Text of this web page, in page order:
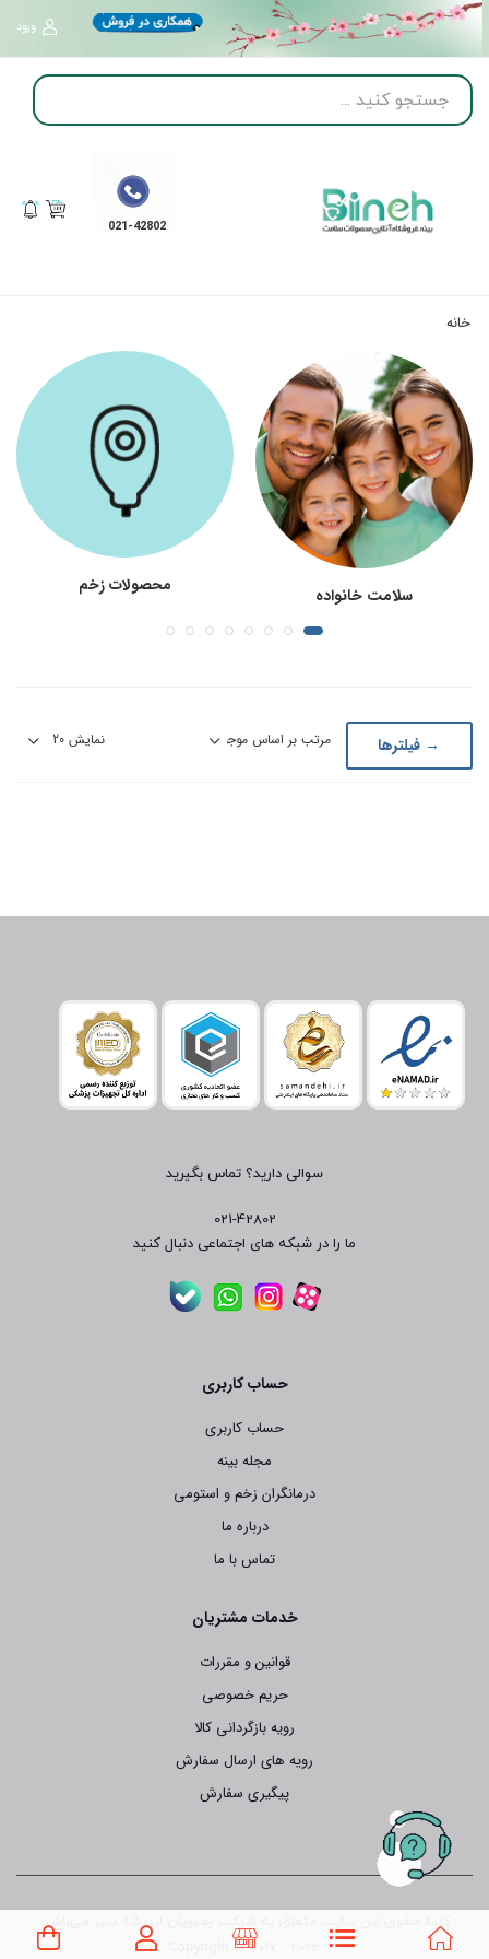
ورود
021-42802
خانه
سلامت خانواده محصولات زخم
→ فیلترها
سوالی دارید؟ تماس بگیرید
021-42802
ما را در شبکه های اجتماعی دنبال کنید
حساب کاربری
حساب کاربری
مجله بینه
درمانگران زخم و استومی
درباره ما
تماس با ما
خدمات مشتریان
قوانین و مقررات
حریم خصوصی
رویه بازگردانی کالا
رویه های ارسال سفارش
پیگیری سفارش
کلیه حقوق این سایت متعلق به شرکت رهپویان اندیشه دنیز می‌باشد.
Copyright © 2017 - 2023